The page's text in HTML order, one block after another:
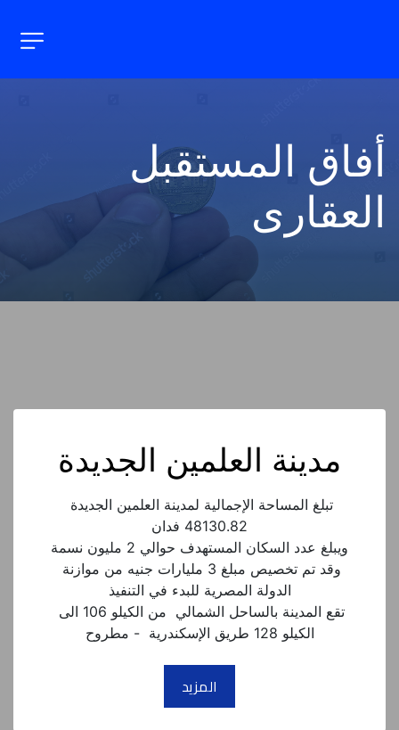
العقارى
مدينة العلمين الجديدة
الكيلو 128 طريق الإسكندرية  - مطروح
المزيد